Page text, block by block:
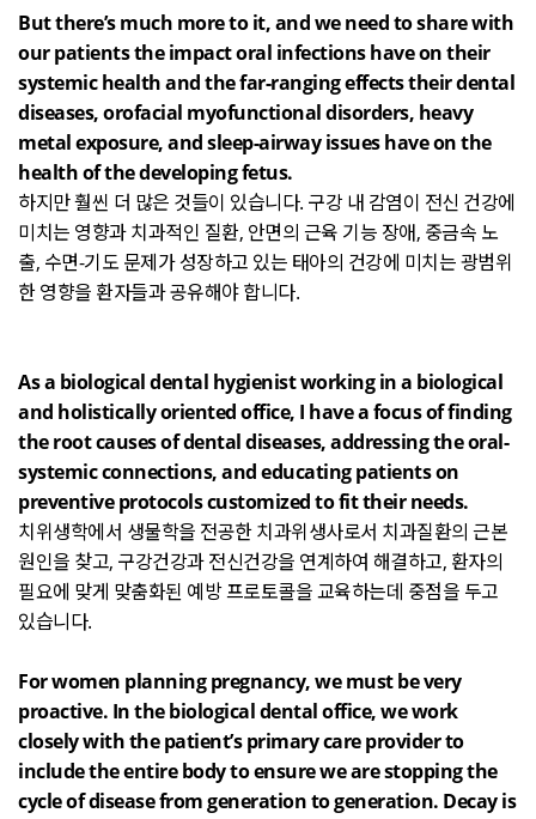
But there’s much more to it, and we need to share with
our patients the impact oral infections have on their
systemic health and the far-ranging effects their dental
diseases, orofacial myofunctional disorders, heavy
metal exposure, and sleep-airway issues have on the
health of the developing fetus.
하지만 훨씬 더 많은 것들이 있습니다. 구강 내 감염이 전신 건강에
미치는 영향과 치과적인 질환, 안면의 근육 기능 장애, 중금속 노
출, 수면-기도 문제가 성장하고 있는 태아의 건강에 미치는 광범위
한 영향을 환자들과 공유해야 합니다.
As a biological dental hygienist working in a biological
and holistically oriented office, I have a focus of finding
the root causes of dental diseases, addressing the oral-
systemic connections, and educating patients on
preventive protocols customized to fit their needs.
치위생학에서 생물학을 전공한 치과위생사로서 치과질환의 근본
원인을 찾고, 구강건강과 전신건강을 연계하여 해결하고, 환자의
필요에 맞게 맞춤화된 예방 프로토콜을 교육하는데 중점을 두고
있습니다.
For women planning pregnancy, we must be very
proactive. In the biological dental office, we work
closely with the patient’s primary care provider to
include the entire body to ensure we are stopping the
cycle of disease from generation to generation. Decay is